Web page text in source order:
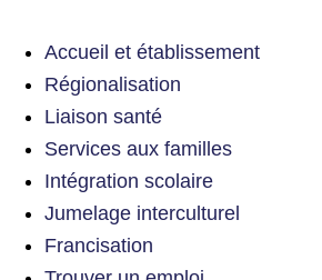
Accueil et établissement
Régionalisation
Liaison santé
Services aux familles
Intégration scolaire
Jumelage interculturel
Francisation